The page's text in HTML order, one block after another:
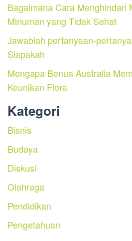
Bagaimana Cara Menghindari
Minuman yang Tidak Sehat
Jawablah pertanyaan-
Siapakah
Mengapa Benua Australia
Keunikan Flora
Kategori
Bisnis
Budaya
Diskusi
Olahraga
Pendidikan
Pengetahuan